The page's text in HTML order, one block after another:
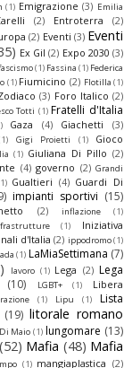
(1) Emigrazione (3) Emilia
(2) Entroterra
(2)
(2) Eventi (3) Eventi
Ex Gil (2) Expo 2030 (3)
(1) Fassina (1) Federica
(1) Fiumicino (2) Flotilla (1)
(3) Foro Italico (2)
Totti (1) Fratelli d'Italia
Gaza (4) Giachetti (3)
Gigi Proietti (1)
Gioco
(1) Giuliana Di Pillo (2)
(4) governo (2) Grandi
Gualtieri (4) Guardi Di
impianti sportivi (15)
(2) inflazione (1)
(1)
Iniziativa
d'Italia (2) ippodromo(1)
(1) LaMiaSettimana (7)
lavoro (1) Lega (2) Lega
(10) LGBT+ (1)
Libera
(1) Lipu (1)
Lista
(19) litorale romano
Maio (1) lungomare (13)
(52) Mafia (48) Mafia
(1) mangiaplastica (2)